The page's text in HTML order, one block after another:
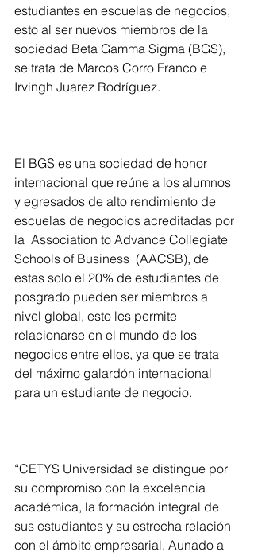
estudiantes en escuelas de negocios,
esto al ser nuevos miembros de la
sociedad Beta Gamma Sigma (BGS),
se trata de Marcos Corro Franco e
Irvingh Juarez Rodríguez.
El BGS es una sociedad de honor
internacional que reúne a los alumnos
y egresados de alto rendimiento de
escuelas de negocios acreditadas por
la  Association to Advance Collegiate
Schools of Business  (AACSB), de
estas solo el 20% de estudiantes de
posgrado pueden ser miembros a
nivel global, esto les permite
relacionarse en el mundo de los
negocios entre ellos, ya que se trata
del máximo galardón internacional
para un estudiante de negocio.
“CETYS Universidad se distingue por
su compromiso con la excelencia
académica, la formación integral de
sus estudiantes y su estrecha relación
con el ámbito empresarial. Aunado a